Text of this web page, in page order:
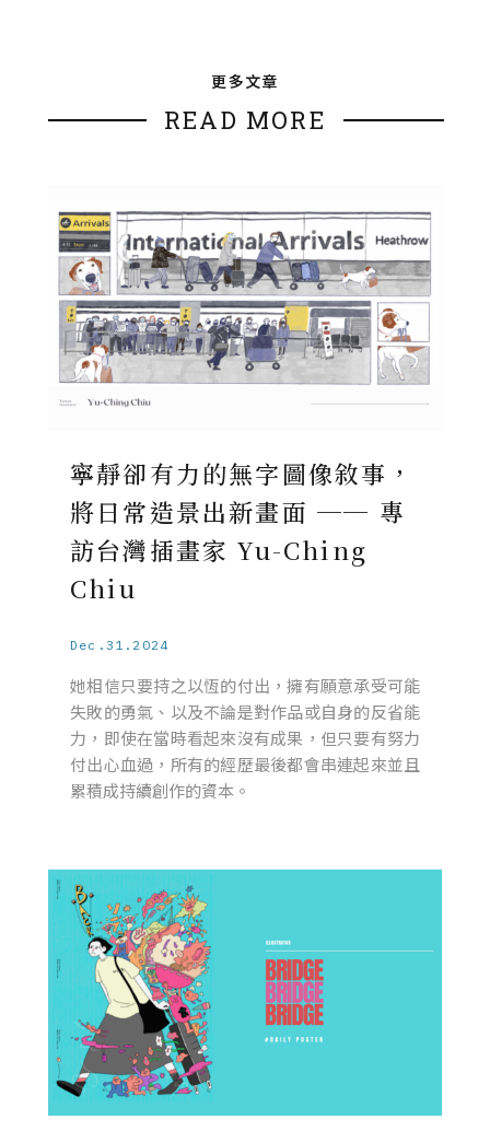
更多文章
READ MORE
寧靜卻有力的無字圖像敘事，
將日常造景出新畫面 ── 專
訪台灣插畫家 Yu-Ching
Chiu
Dec.31.2024
她相信只要持之以恆的付出，擁有願意承受可能
失敗的勇氣、以及不論是對作品或自身的反省能
力，即使在當時看起來沒有成果，但只要有努力
付出心血過，所有的經歷最後都會串連起來並且
累積成持續創作的資本。